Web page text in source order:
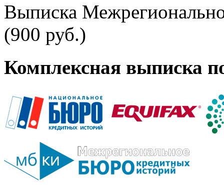
Выписка
(900 руб.)
Комплексная выписка